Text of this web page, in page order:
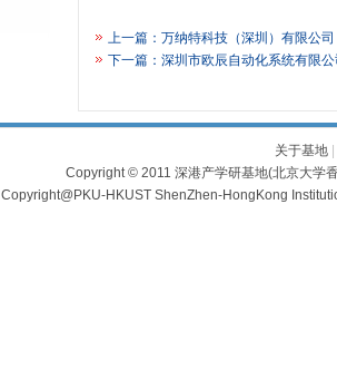
上一篇： 万纳特科技（深圳）有限公司
下一篇： 深圳市欧辰自动化系统有限
关于基地|
Copyright © 2011 深港产学研基地(北京大学
Copyright@PKU-HKUST ShenZhen-HongKong